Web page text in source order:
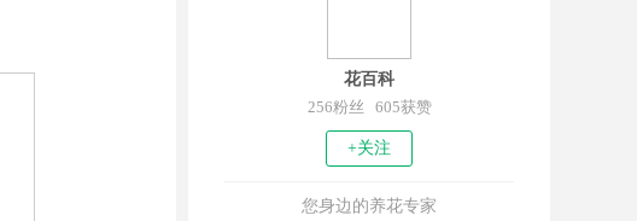
花百科
256粉丝 605获赞
+关注
您身边的养花专家